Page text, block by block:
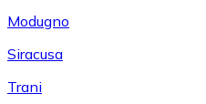
Modugno
Siracusa
Trani